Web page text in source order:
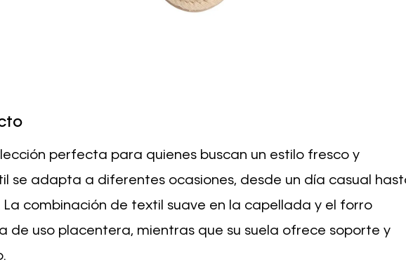
perfecta para quienes buscan un estilo fresco y
se adapta a diferentes ocasiones, desde un día casual
combinación de textil suave en la capellada y el forro
de uso placentera, mientras que su suela ofrece soporte y